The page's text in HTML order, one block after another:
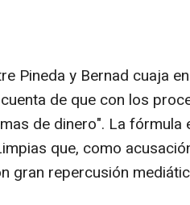
Pineda y Bernad cuaja
de que con los
de dinero". La fórmula
que, como
gran repercusión